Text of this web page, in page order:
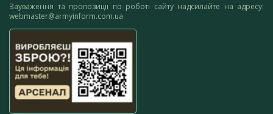
Зауваження та пропозиції по роботі сайту надсилайте на адресу:
webmaster@armyinform.com.ua